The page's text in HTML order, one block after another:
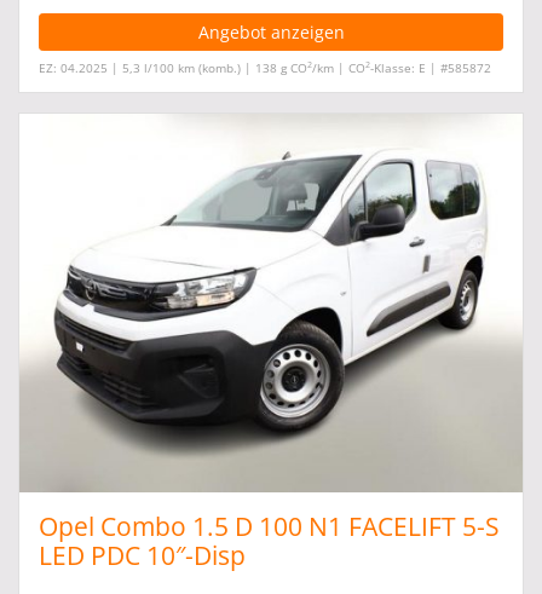
Angebot anzeigen
EZ: 04.2025 | 5,3 l/100 km (komb.) | 138 g CO2/km | CO2-Klasse: E | #585872
Opel Combo 1.5 D 100 N1 FACELIFT 5-S
LED PDC 10″-Disp